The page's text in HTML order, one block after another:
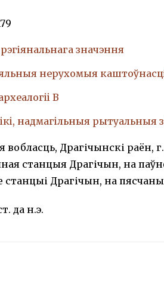
значэння
нерухомыя
В
надмагiльныя рытуальныя
вобласць, Драгічынскі раён,
станцыя Драгічын, на
станцыі Драгічын, на
да н.э.